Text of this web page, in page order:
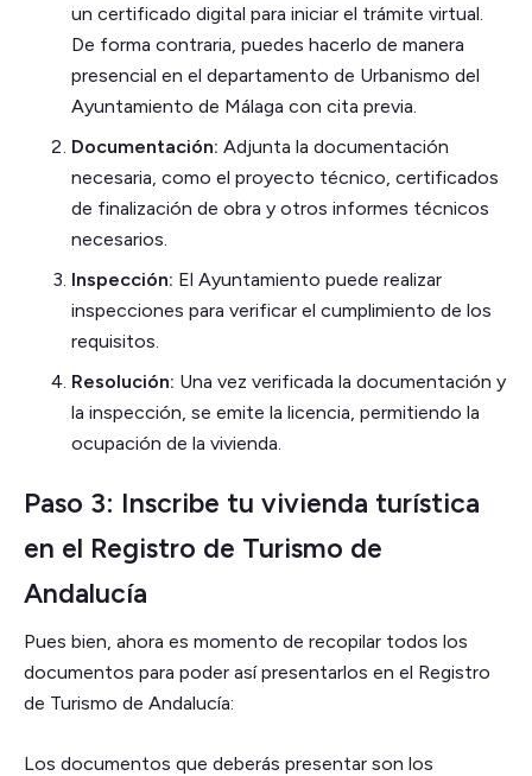
un certificado digital para iniciar el trámite virtual.
De forma contraria, puedes hacerlo de manera
presencial en el departamento de Urbanismo del
Ayuntamiento de Málaga con cita previa.
Documentación: Adjunta la documentación
necesaria, como el proyecto técnico, certificados
de finalización de obra y otros informes técnicos
necesarios.
Inspección: El Ayuntamiento puede realizar
inspecciones para verificar el cumplimiento de los
requisitos.
Resolución: Una vez verificada la documentación y
la inspección, se emite la licencia, permitiendo la
ocupación de la vivienda.
Paso 3: Inscribe tu vivienda turística
en el Registro de Turismo de
Andalucía
Pues bien, ahora es momento de recopilar todos los
documentos para poder así presentarlos en el Registro
de Turismo de Andalucía:
Los documentos que deberás presentar son los